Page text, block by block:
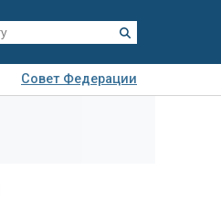
Совет Федерации